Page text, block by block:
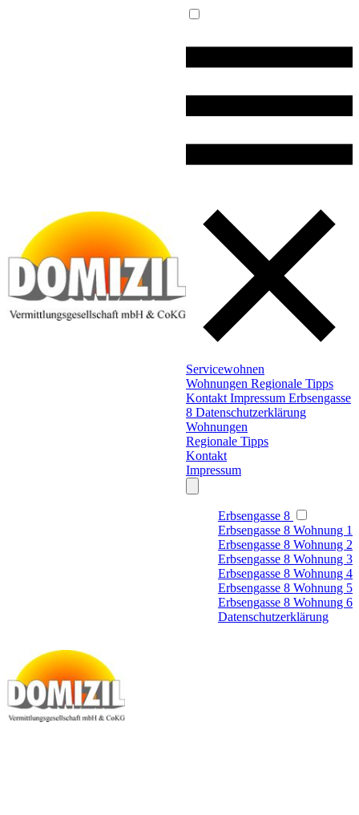
Servicewohnen
Wohnungen Regionale Tipps
Kontakt Impressum Erbsengasse
8 Datenschutzerklärung
Wohnungen
Regionale Tipps
Kontakt
Impressum
Erbsengasse 8
Erbsengasse 8 Wohnung 1
Erbsengasse 8 Wohnung 2
Erbsengasse 8 Wohnung 3
Erbsengasse 8 Wohnung 4
Erbsengasse 8 Wohnung 5
Erbsengasse 8 Wohnung 6
Datenschutzerklärung